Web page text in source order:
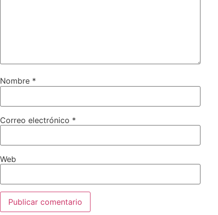
Nombre *
Correo electrónico *
Web